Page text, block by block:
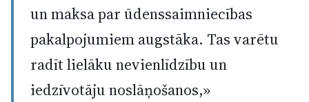
un maksa par ūdenssaimniecības
pakalpojumiem augstāka. Tas varētu
radīt lielāku nevienlīdzību un
iedzīvotāju noslāņošanos,»